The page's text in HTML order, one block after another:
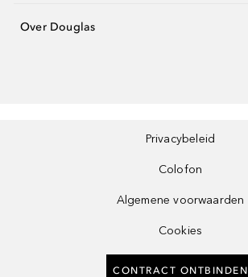
Over Douglas
Privacybeleid
Colofon
Algemene voorwaarden
Cookies
CONTRACT ONTBINDEN